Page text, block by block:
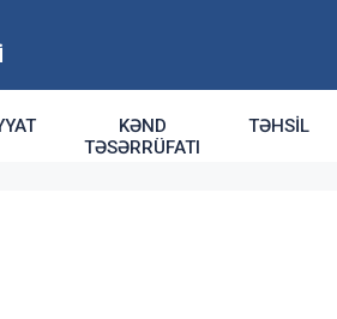
KƏND
TƏSƏRRÜFATI
TƏHSIL